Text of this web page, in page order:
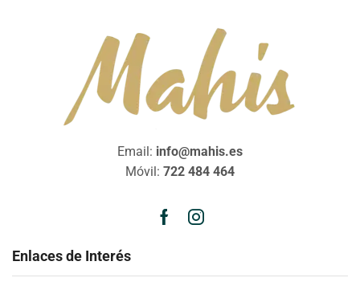
Email: info@mahis.es
Móvil: 722 484 464
Enlaces de Interés